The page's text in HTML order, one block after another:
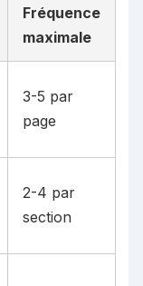
Fréquence
maximale
3-5 par
page
2-4 par
section